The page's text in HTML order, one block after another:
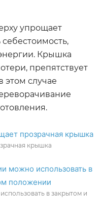
упрощает
себестоимость,
Крышка
препятствует
случае
крышка
в закрытом и